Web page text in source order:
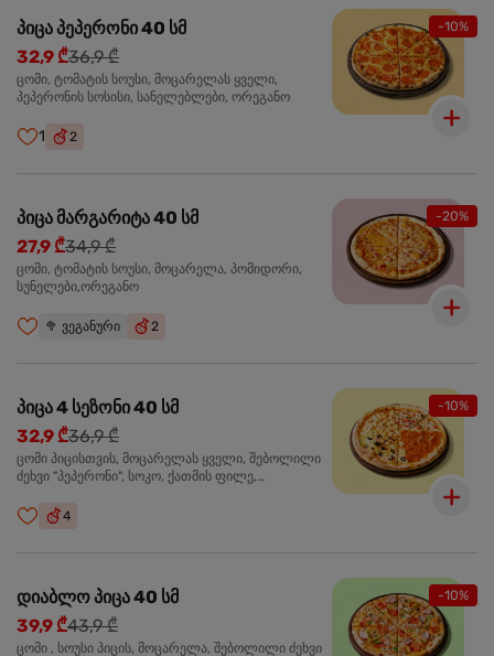
-10%
პიცა პეპერონი 40 სმ
32,9 ₾36,9 ₾
ცომი, ტომატის სოუსი, მოცარელას ყველი,
პეპერონის სოსისი, სანელებლები, ორეგანო
1 2
-20%
პიცა მარგარიტა 40 სმ
27,9 ₾34,9 ₾
ცომი, ტომატის სოუსი, მოცარელა, პომიდორი,
სუნელები,ორეგანო
🥦 ვეგანური 2
-10%
პიცა 4 სეზონი 40 სმ
32,9 ₾36,9 ₾
ცომი პიცისთვის, მოცარელას ყველი, შებოლილი
ძეხვი "პეპერონი", სოკო, ქათმის ფილე,
4
-10%
დიაბლო პიცა 40 სმ
39,9 ₾43,9 ₾
ცომი , სოუსი პიცის, მოცარელა, შებოლილი ძეხვი